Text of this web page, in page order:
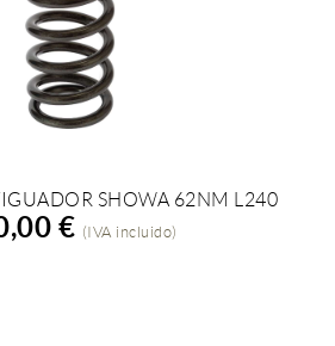
A LA COMPRASHOWA 62NM L240
€ (IVA incluido)